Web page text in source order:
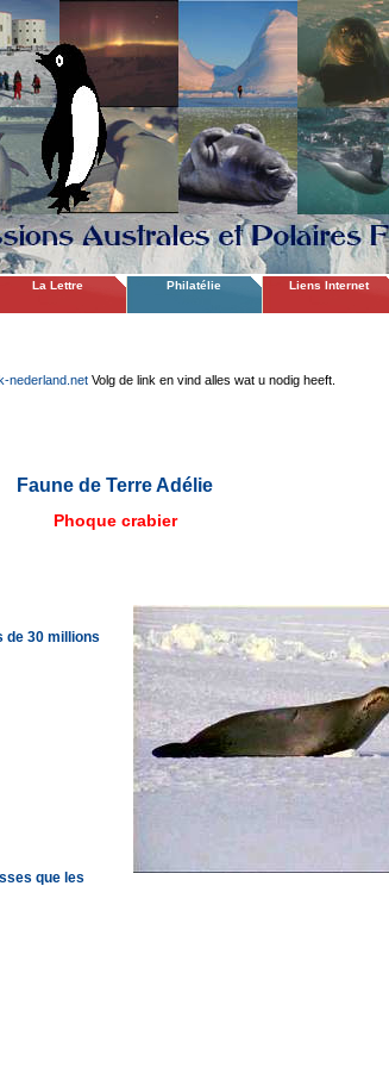
La Lettre Philatélie Liens Internet
nederland.netVolg de link en vind alles wat u nodig heeft.
Faune de Terre Adélie
Phoque crabier
30 millions
que les